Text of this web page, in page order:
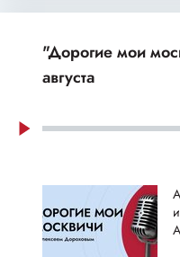
"Дорогие мои
августа